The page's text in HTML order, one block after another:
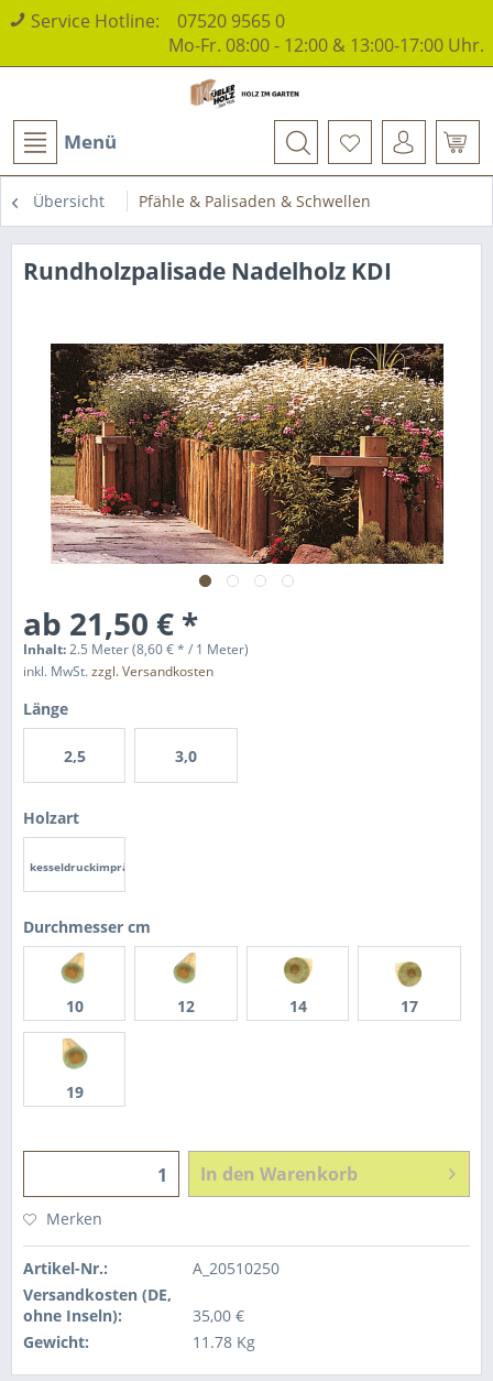
Service Hotline: 07520 9565 0
Mo-Fr. 08:00 - 12:00 & 13:00-17:00 Uhr.
Menü
Übersicht Pfähle & Palisaden & Schwellen
Rundholzpalisade Nadelholz KDI
ab 21,50 € *
Inhalt:2.5 Meter (8,60 € * / 1 Meter)
inkl. MwSt.zzgl. Versandkosten
Länge
2,5 3,0
Holzart
kesseldruckimprägniert
Durchmesser cm
10 12 14 17
19
In den Warenkorb
Merken
Artikel-Nr.:
A_20510250
Versandkosten (DE,
ohne Inseln):
35,00 €
Gewicht:
11.78 Kg